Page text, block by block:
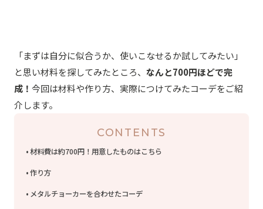
「まずは自分に似合うか、使いこなせるか試してみたい」
と思い材料を探してみたところ、 なんと700円ほどで完
成！ 今回は材料や作り方、実際につけてみたコーデをご紹
介します。
CONTENTS
材料費は約700円！用意したものはこちら
作り方
メタルチョーカーを合わせたコーデ